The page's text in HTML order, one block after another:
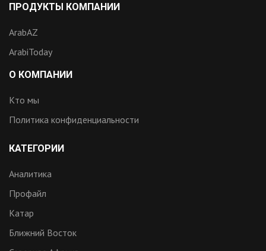
ПРОДУКТЫ КОМПАНИИ
ArabAZ
ArabiToday
О КОМПАНИИ
Кто мы
Политика конфиденциальности
КАТЕГОРИИ
Аналитика
Профайл
Катар
Ближний Восток